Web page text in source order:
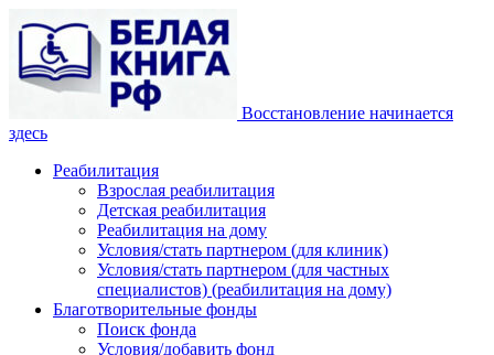
Восстановление начинается
здесь
Реабилитация
Взрослая реабилитация
Детская реабилитация
Реабилитация на дому
Условия/стать партнером (для клиник)
Условия/стать партнером (для частных
специалистов) (реабилитация на дому)
Благотворительные фонды
Поиск фонда
Условия/добавить фонд